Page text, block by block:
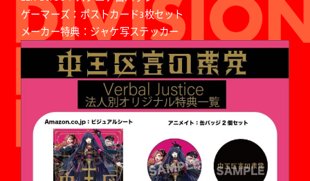
ゲーマーズ：ポストカード3枚セット
メーカー特典：ジャケ写ステッカー